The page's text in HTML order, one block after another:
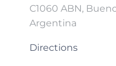
C1060 ABN,
Argentina
Directions